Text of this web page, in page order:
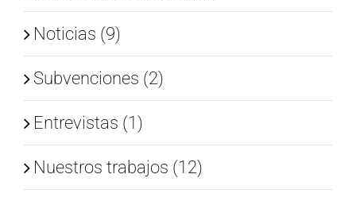
Noticias (9)
Subvenciones (2)
Entrevistas (1)
Nuestros trabajos (12)